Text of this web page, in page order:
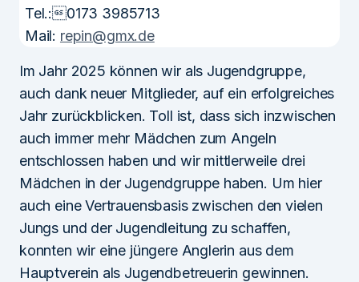
Tel.:0173 3985713
Mail: repin@gmx.de
Im Jahr 2025 können wir als Jugendgruppe,
auch dank neuer Mitglieder, auf ein erfolgreiches
Jahr zurückblicken. Toll ist, dass sich inzwischen
auch immer mehr Mädchen zum Angeln
entschlossen haben und wir mittlerweile drei
Mädchen in der Jugendgruppe haben. Um hier
auch eine Vertrauensbasis zwischen den vielen
Jungs und der Jugendleitung zu schaffen,
konnten wir eine jüngere Anglerin aus dem
Hauptverein als Jugendbetreuerin gewinnen.